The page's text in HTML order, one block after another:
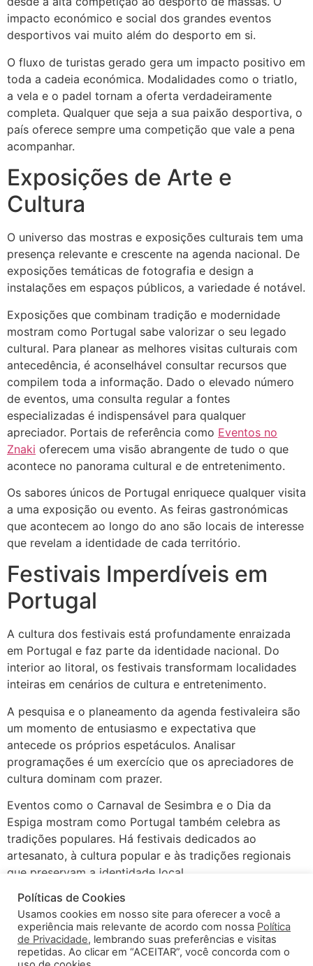
impacto económico e social dos grandes eventos
desportivos vai muito além do desporto em si.
O fluxo de turistas gerado gera um impacto positivo em
toda a cadeia económica. Modalidades como o triatlo,
a vela e o padel tornam a oferta verdadeiramente
completa. Qualquer que seja a sua paixão desportiva, o
país oferece sempre uma competição que vale a pena
acompanhar.
Exposições de Arte e
Cultura
O universo das mostras e exposições culturais tem uma
presença relevante e crescente na agenda nacional. De
exposições temáticas de fotografia e design a
instalações em espaços públicos, a variedade é notável.
Exposições que combinam tradição e modernidade
mostram como Portugal sabe valorizar o seu legado
cultural. Para planear as melhores visitas culturais com
antecedência, é aconselhável consultar recursos que
compilem toda a informação. Dado o elevado número
de eventos, uma consulta regular a fontes
especializadas é indispensável para qualquer
apreciador. Portais de referência como Eventos no
Znaki oferecem uma visão abrangente de tudo o que
acontece no panorama cultural e de entretenimento.
Os sabores únicos de Portugal enriquece qualquer visita
a uma exposição ou evento. As feiras gastronómicas
que acontecem ao longo do ano são locais de interesse
que revelam a identidade de cada território.
Festivais Imperdíveis em
Portugal
A cultura dos festivais está profundamente enraizada
em Portugal e faz parte da identidade nacional. Do
interior ao litoral, os festivais transformam localidades
inteiras em cenários de cultura e entretenimento.
A pesquisa e o planeamento da agenda festivaleira são
um momento de entusiasmo e expectativa que
antecede os próprios espetáculos. Analisar
programações é um exercício que os apreciadores de
cultura dominam com prazer.
Eventos como o Carnaval de Sesimbra e o Dia da
Espiga mostram como Portugal também celebra as
tradições populares. Há festivais dedicados ao
artesanato, à cultura popular e às tradições regionais
que preservam a identidade local.
Muitos dos principais festivais portugueses têm
adotado medidas concretas de redução do impacto
ambiental. Resumindo, a oferta de eventos em Portugal
satisfaz todos os gostos, todas as idades e todos os
Políticas de Cookies
Usamos cookies em nosso site para oferecer a você a
experiência mais relevante de acordo com nossa Política
de Privacidade, lembrando suas preferências e visitas
repetidas. Ao clicar em “ACEITAR”, você concorda com o